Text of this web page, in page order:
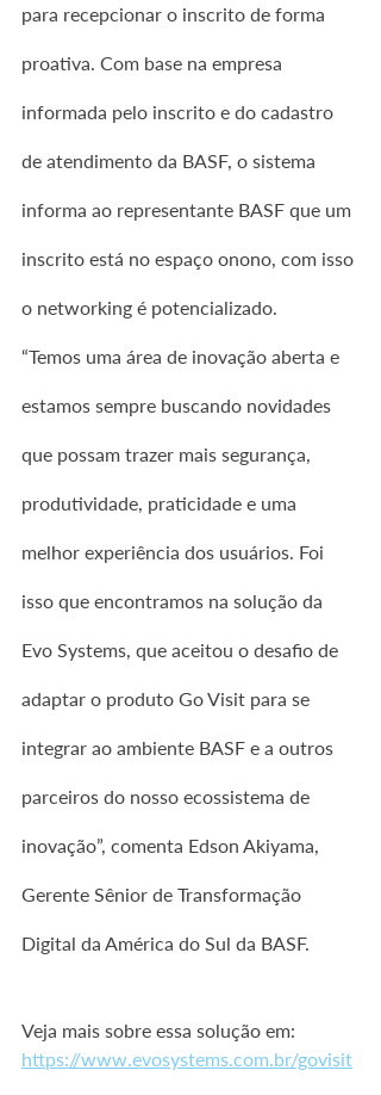
para recepcionar o inscrito de forma
proativa. Com base na empresa
informada pelo inscrito e do cadastro
de atendimento da BASF, o sistema
informa ao representante BASF que um
inscrito está no espaço onono, com isso
o networking é potencializado.
“Temos uma área de inovação aberta e
estamos sempre buscando novidades
que possam trazer mais segurança,
produtividade, praticidade e uma
melhor experiência dos usuários. Foi
isso que encontramos na solução da
Evo Systems, que aceitou o desafio de
adaptar o produto Go Visit para se
integrar ao ambiente BASF e a outros
parceiros do nosso ecossistema de
inovação”, comenta Edson Akiyama,
Gerente Sênior de Transformação
Digital da América do Sul da BASF.
Veja mais sobre essa solução em:
https://www.evosystems.com.br/govisit